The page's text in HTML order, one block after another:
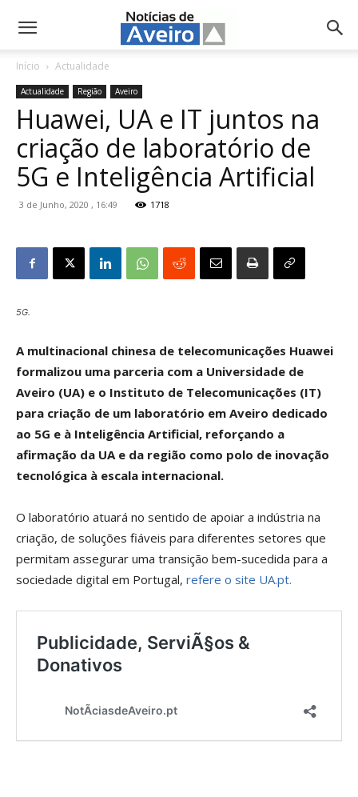
NotíciasdeAveiro.pt
Início Actualidade
Actualidade Região Aveiro
Huawei, UA e IT juntos na
criação de laboratório de
5G e Inteligência Artificial
3 de Junho, 2020 , 16:49 1718
5G.
A multinacional chinesa de telecomunicações Huawei
formalizou uma parceria com a Universidade de
Aveiro (UA) e o Instituto de Telecomunicações (IT)
para criação de um laboratório em Aveiro dedicado
ao 5G e à Inteligência Artificial, reforçando a
afirmação da UA e da região como polo de inovação
tecnológica à escala internacional.
O laboratório atuará no sentido de apoiar a indústria na
criação, de soluções fiáveis para diferentes setores que
permitam assegurar uma transição bem-sucedida para a
sociedade digital em Portugal, refere o site UA.pt.